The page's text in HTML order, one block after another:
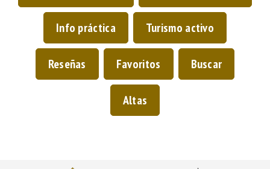
Info práctica Turismo activo
Reseñas Favoritos Buscar
Altas